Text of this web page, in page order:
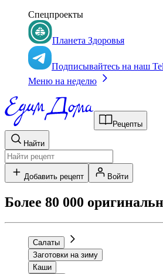
Спецпроекты
Планета Здоровья
Подписывайтесь на наш
Меню на неделю
Рецепты
Найти
Добавить рецепт Войти
Более 80 000
Салаты
Заготовки на зиму
Каши